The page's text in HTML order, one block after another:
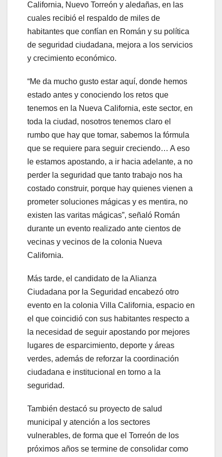
California, Nuevo Torreón y aledañas, en las
cuales recibió el respaldo de miles de
habitantes que confían en Román y su política
de seguridad ciudadana, mejora a los servicios
y crecimiento económico.
“Me da mucho gusto estar aquí, donde hemos
estado antes y conociendo los retos que
tenemos en la Nueva California, este sector, en
toda la ciudad, nosotros tenemos claro el
rumbo que hay que tomar, sabemos la fórmula
que se requiere para seguir creciendo… A eso
le estamos apostando, a ir hacia adelante, a no
perder la seguridad que tanto trabajo nos ha
costado construir, porque hay quienes vienen a
prometer soluciones mágicas y es mentira, no
existen las varitas mágicas”, señaló Román
durante un evento realizado ante cientos de
vecinas y vecinos de la colonia Nueva
California.
Más tarde, el candidato de la Alianza
Ciudadana por la Seguridad encabezó otro
evento en la colonia Villa California, espacio en
el que coincidió con sus habitantes respecto a
la necesidad de seguir apostando por mejores
lugares de esparcimiento, deporte y áreas
verdes, además de reforzar la coordinación
ciudadana e institucional en torno a la
seguridad.
También destacó su proyecto de salud
municipal y atención a los sectores
vulnerables, de forma que el Torreón de los
próximos años se termine de consolidar como